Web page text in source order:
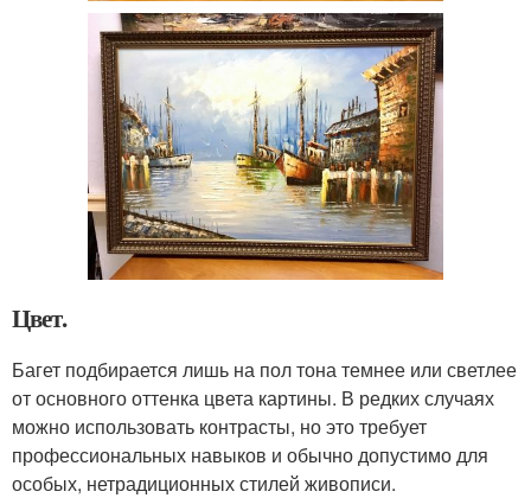
Цвет.
Багет подбирается лишь на пол тона темнее или светлее
от основного оттенка цвета картины. В редких случаях
можно использовать контрасты, но это требует
профессиональных навыков и обычно допустимо для
особых, нетрадиционных стилей живописи.